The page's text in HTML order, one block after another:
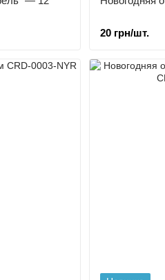
20 грн/шт.